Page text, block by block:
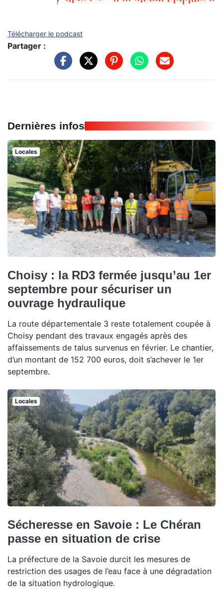
Télécharger le podcast
Partager :
Dernières infos
Locales
Choisy : la RD3 fermée jusqu’au 1er
septembre pour sécuriser un
ouvrage hydraulique
La route départementale 3 reste totalement coupée à
Choisy pendant des travaux engagés après des
affaissements de talus survenus en février. Le chantier,
d’un montant de 152 700 euros, doit s’achever le 1er
septembre.
Locales
Sécheresse en Savoie : Le Chéran
passe en situation de crise
La préfecture de la Savoie durcit les mesures de
restriction des usages de l’eau face à une dégradation
de la situation hydrologique.